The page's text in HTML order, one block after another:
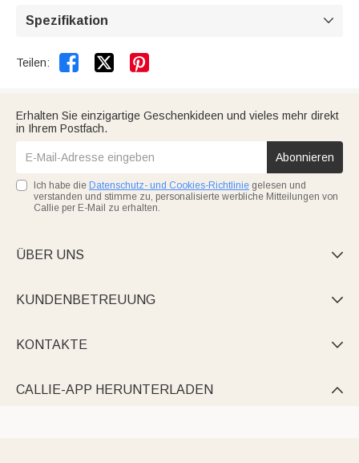
Spezifikation 
Teilen:  
Erhalten Sie einzigartige Geschenkideen und vieles mehr direkt
in Ihrem Postfach.
Abonnieren
Ich habe die Datenschutz- und Cookies-Richtlinie gelesen und
verstanden und stimme zu, personalisierte werbliche Mitteilungen von
Callie per E-Mail zu erhalten.
ÜBER UNS 
KUNDENBETREUUNG 
KONTAKTE 
CALLIE-APP HERUNTERLADEN 